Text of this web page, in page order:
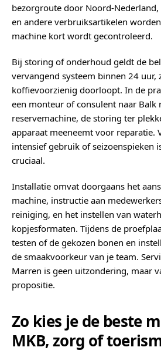
bezorgroute door Noord-
en andere verbruiksartikelen
machine kort wordt gecontroleerd.
Bij storing of onderhoud geldt de
vervangend systeem binnen 24 uur,
koffievoorzienig doorloopt. In de
een monteur of consulent naar Balk
reservemachine, de storing ter
apparaat meeneemt voor reparatie.
intensief gebruik of seizoenspieken
cruciaal.
Installatie omvat doorgaans het
machine, instructie aan
reiniging, en het instellen van
kopjesformaten. Tijdens de
testen of de gekozen bonen en
de smaakvoorkeur van je team.
Marren is geen uitzondering, maar
propositie.
Zo kies je de beste
MKB, zorg of